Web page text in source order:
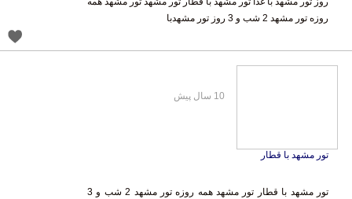
روزه تور مشهد 2 شب و 3 روز تور مشهدبا
تور مشهد با قطار
تور مشهد با قطار تور مشهد همه روزه تور مشهد 2 شب و 3
روز قیمت تور مشهد با غذا تور مشهد با قطار تور مشهد تور
10 سال پیش